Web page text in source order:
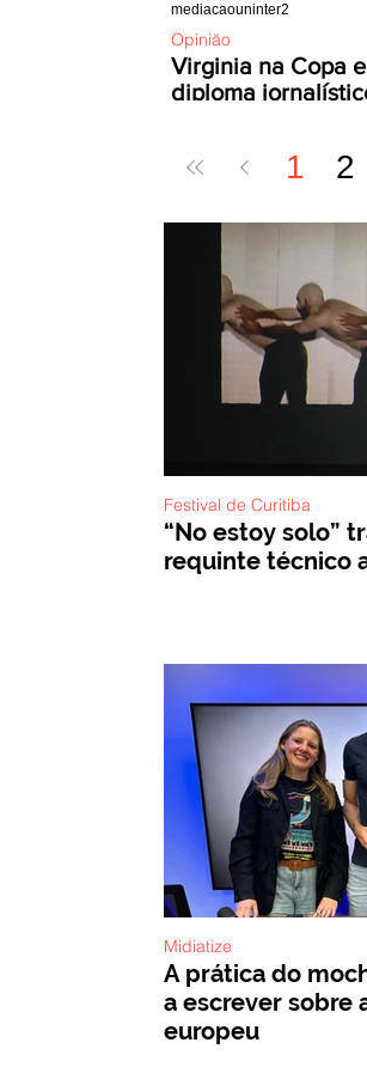
Virginia na Copa
diploma
Opinião
mediacaouninter2
1 2
“No estoy solo”
requinte técnico
Festival de Curitiba
A prática do
a escrever sobre
europeu
Midiatize